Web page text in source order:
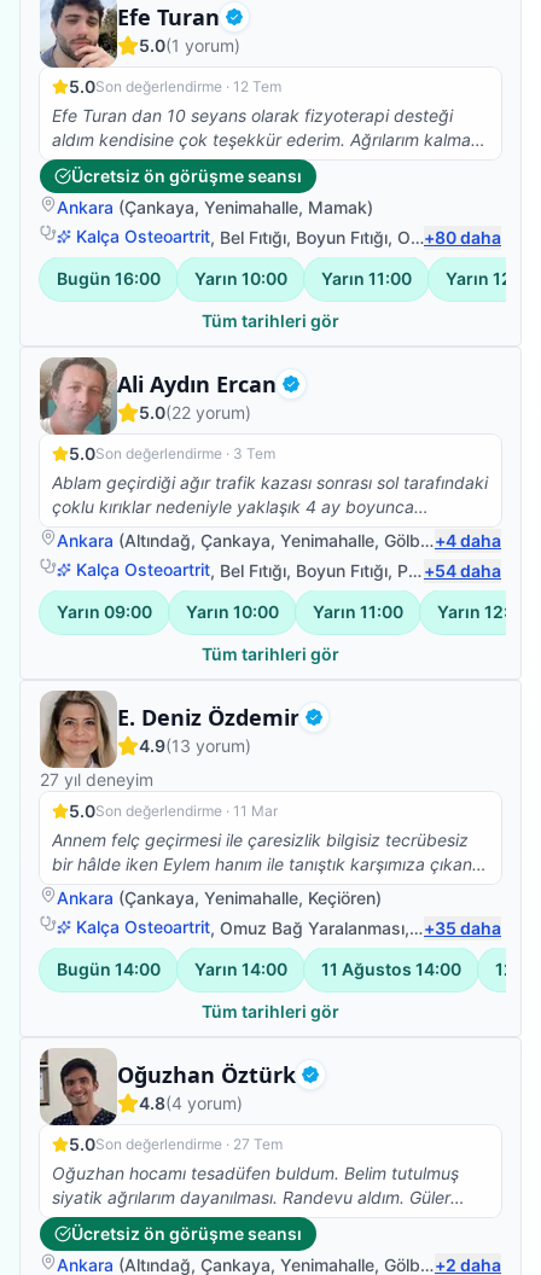
Efe Turan Doğrulanmış
Fizyoterapist
5.0(1 yorum)
5.0Son değerlendirme · 12 Tem
Efe Turan dan 10 seyans olarak fizyoterapi desteği
aldım kendisine çok teşekkür ederim. Ağrılarım kalmadı
artık güne daha mutlu başlıyorum benim gibi kronik
hastalıkları olan birisini hayatla tekrar barışık hale
getirdi. Kendisinin yolu açık olsun 🙏🙏🙏🙏
Ücretsiz ön görüşme seansı
Ankara (Çankaya, Yenimahalle, Mamak)
Kalça Osteoartrit, Bel Fıtığı, Boyun Fıtığı, Omuz Bağ Yaralanması +80daha
Bugün 16:00 Yarın 10:00 Yarın 11:00 Yarın 12:00
Tüm tarihleri gör
Ali Aydın Ercan Doğrulanmış
Fizyoterapist
5.0(22 yorum)
5.0Son değerlendirme · 3 Tem
Ablam geçirdiği ağır trafik kazası sonrası sol tarafındaki
çoklu kırıklar nedeniyle yaklaşık 4 ay boyunca
yürüyemedi. Ameliyat sürecinin ardından Ali Hocamız
ile tanıştık ve tedavi sürecimizde bize büyük destek
oldu. Güler yüzü, sabrı ve profesyonelliği sayesinde
ablamın yeniden ayağa kalkma yolculuğunda çok
önemli bir rol oynadı. Her seansa umut ve motivasyon
katarak ilerlememizi sağladı. Emekleri, ilgisi ve özverisi
gönül rahatlığıyla tavsiye ediyoruz.
Ankara (Altındağ, Çankaya, Yenimahalle, Gölbaşı )
+4daha
Kalça Osteoartrit, Bel Fıtığı, Boyun Fıtığı, Protez Fizyoterapisi +54daha
Yarın 09:00 Yarın 10:00 Yarın 11:00 Yarın 12:00
Tüm tarihleri gör
E. Deniz Özdemir Doğrulanmış
Fizyoterapist
4.9(13 yorum)
27 yıl deneyim
5.0Son değerlendirme · 11 Mar
Annem felç geçirmesi ile çaresizlik bilgisiz tecrübesiz
bir hâlde iken Eylem hanım ile tanıştık karşımıza çıkan
bir şans oldu (şans küçük kalır kesinlikle)Allaha şükür
ler olsun.Mesleginine olan aşkı etik duruşu ilk seanstan
kendini belli ediyor sizi ticaret bir obje olarak değil
sağlığına kavuşturulması gereken bir emanet olarak
görüyor gerçek bir profesyonel harika bir insan 🙏🙏🤲
Ankara (Çankaya, Yenimahalle, Keçiören)
Kalça Osteoartrit, Omuz Bağ Yaralanması, Protez
+35 daha
Bugün 14:00 Yarın 14:00 11 Ağustos 14:00 12
Tüm tarihleri gör
Oğuzhan Öztürk Doğrulanmış
Fizyoterapist
4.8(4 yorum)
5.0Son değerlendirme · 27 Tem
Oğuzhan hocamı tesadüfen buldum. Belim tutulmuş
siyatik ağrılarım dayanılması. Randevu aldım. Güler
yüzle karşıladı, muayene etti. Gereken terapileri
uyguladı. Hadi kalk bir dedi hızlıca kalktım. Buna
inanamadım iki seansta bile bu etkiyi beklemiyorum.
Ücretsiz ön görüşme seansı
Ankara (Altındağ, Çankaya, Yenimahalle, Gölbaşı )
+2 daha